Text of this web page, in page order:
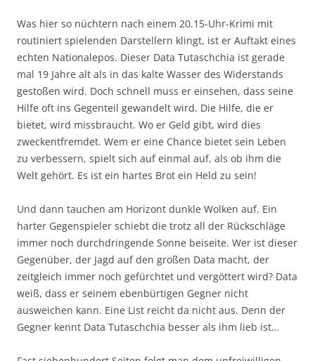
Was hier so nüchtern nach einem 20.15-Uhr-Krimi mit
routiniert spielenden Darstellern klingt, ist er Auftakt eines
echten Nationalepos. Dieser Data Tutaschchia ist gerade
mal 19 Jahre alt als in das kalte Wasser des Widerstands
gestoßen wird. Doch schnell muss er einsehen, dass seine
Hilfe oft ins Gegenteil gewandelt wird. Die Hilfe, die er
bietet, wird missbraucht. Wo er Geld gibt, wird dies
zweckentfremdet. Wem er eine Chance bietet sein Leben
zu verbessern, spielt sich auf einmal auf, als ob ihm die
Welt gehört. Es ist ein hartes Brot ein Held zu sein!
Und dann tauchen am Horizont dunkle Wolken auf. Ein
harter Gegenspieler schiebt die trotz all der Rückschläge
immer noch durchdringende Sonne beiseite. Wer ist dieser
Gegenüber, der Jagd auf den großen Data macht, der
zeitgleich immer noch gefürchtet und vergöttert wird? Data
weiß, dass er seinem ebenbürtigen Gegner nicht
ausweichen kann. Eine List reicht da nicht aus. Denn der
Gegner kennt Data Tutaschchia besser als ihm lieb ist…